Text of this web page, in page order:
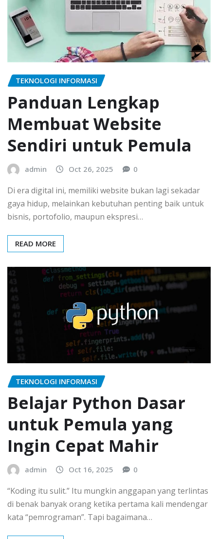
TEKNOLOGI INFORMASI
Panduan Lengkap
Membuat Website
Sendiri untuk Pemula
admin Oct 26, 2025 0
Di era digital ini, memiliki website bukan lagi sekadar
gaya hidup, melainkan kebutuhan penting baik untuk
bisnis, portofolio, maupun ekspresi…
READ MORE
TEKNOLOGI INFORMASI
Belajar Python Dasar
untuk Pemula yang
Ingin Cepat Mahir
admin Oct 16, 2025 0
“Koding itu sulit.” Itu mungkin anggapan yang terlintas
di benak banyak orang ketika pertama kali mendengar
kata “pemrograman”. Tapi bagaimana…